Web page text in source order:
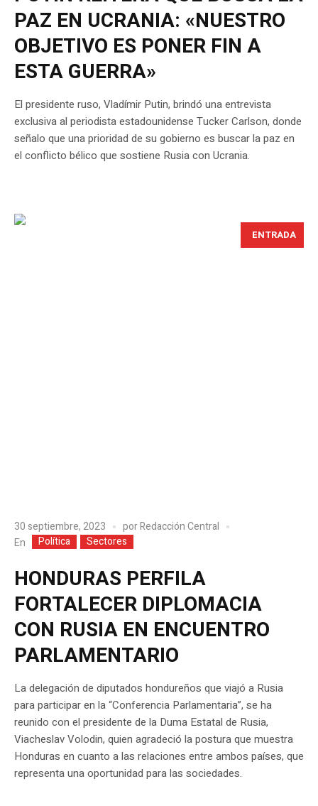
PAZ EN UCRANIA: «NUESTRO
OBJETIVO ES PONER FIN A
ESTA GUERRA»
El presidente ruso, Vladímir Putin, brindó una entrevista
exclusiva al periodista estadounidense Tucker Carlson, donde
señalo que una prioridad de su gobierno es buscar la paz en
el conflicto bélico que sostiene Rusia con Ucrania.
ENTRADA
30 septiembre, 2023 porRedacción Central
En
Política Sectores
HONDURAS PERFILA
FORTALECER DIPLOMACIA
CON RUSIA EN ENCUENTRO
PARLAMENTARIO
La delegación de diputados hondureños que viajó a Rusia
para participar en la “Conferencia Parlamentaria”, se ha
reunido con el presidente de la Duma Estatal de Rusia,
Viacheslav Volodin, quien agradeció la postura que muestra
Honduras en cuanto a las relaciones entre ambos países, que
representa una oportunidad para las sociedades.